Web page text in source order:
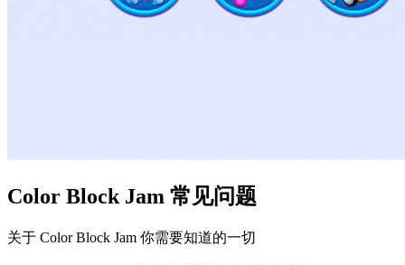
Color Block Jam 常见问题
关于 Color Block Jam 你需要知道的一切